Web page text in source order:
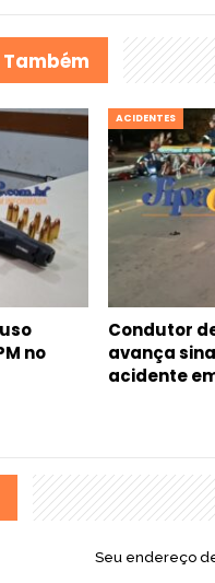
no
ACIDENTES
Condutor
avança
acidente
Seu endereço